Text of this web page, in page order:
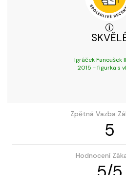
Igráček Fanoušek
2015 - figurka s
Zpětná Vazba
5
Hodnocení